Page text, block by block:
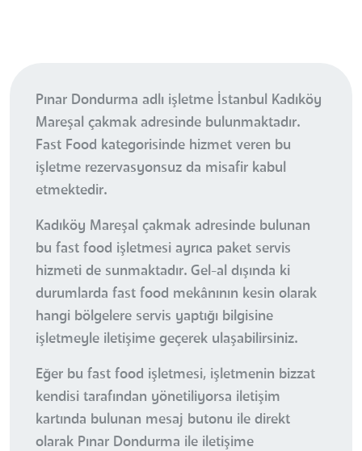
Pınar Dondurma adlı işletme İstanbul Kadıköy
Mareşal çakmak adresinde bulunmaktadır.
Fast Food kategorisinde hizmet veren bu
işletme rezervasyonsuz da misafir kabul
etmektedir.
Kadıköy Mareşal çakmak adresinde bulunan
bu fast food işletmesi ayrıca paket servis
hizmeti de sunmaktadır. Gel-al dışında ki
durumlarda fast food mekânının kesin olarak
hangi bölgelere servis yaptığı bilgisine
işletmeyle iletişime geçerek ulaşabilirsiniz.
Eğer bu fast food işletmesi, işletmenin bizzat
kendisi tarafından yönetiliyorsa iletişim
kartında bulunan mesaj butonu ile direkt
olarak Pınar Dondurma ile iletişime